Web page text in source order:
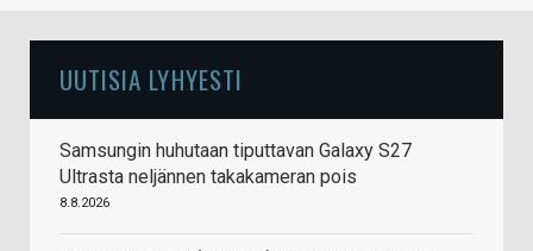
UUTISIA LYHYESTI
Samsungin huhutaan tiputtavan Galaxy S27
Ultrasta neljännen takakameran pois
8.8.2026